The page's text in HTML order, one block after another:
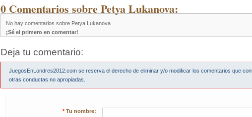
0 Comentarios sobre Petya Lukanova:
No hay comentarios sobre Petya Lukanova
¡Sé el primero en comentar!
Deja tu comentario:
JuegosEnLondres2012.com se reserva el derecho de eliminar y/o modificar los comentarios que
otras conductas no apropiadas.
* Tu nombre: